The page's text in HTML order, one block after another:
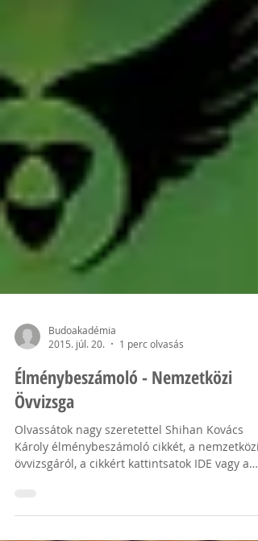
Budoakadémia
2015. júl. 20.
1 perc olvasás
Élménybeszámoló - Nemzetközi
Övvizsga
Olvassátok nagy szeretettel Shihan Kovács
képre.